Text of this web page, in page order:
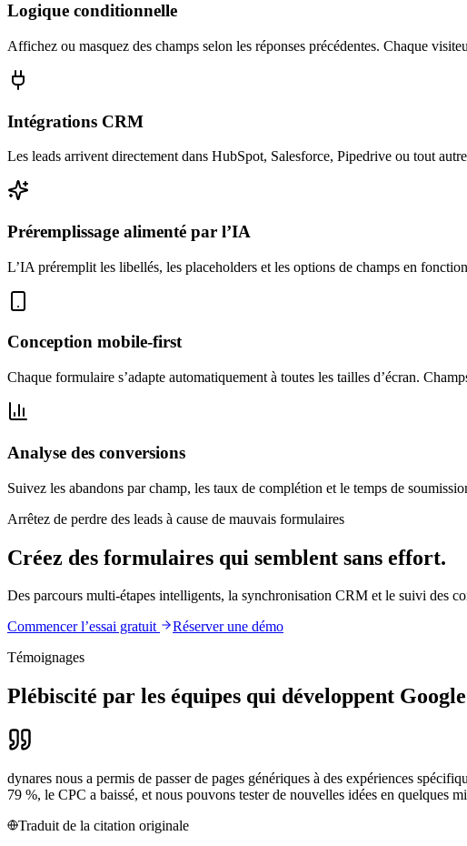
Logique conditionnelle
Affichez ou masquez des champs selon les réponses précédentes. Chaque
Intégrations CRM
Les leads arrivent directement dans HubSpot, Salesforce, Pipedrive ou tout
Préremplissage alimenté par l’IA
L’IA préremplit les libellés, les placeholders et les options de champs en
Conception mobile-first
Chaque formulaire s’adapte automatiquement à toutes les tailles d’écran.
Analyse des conversions
Suivez les abandons par champ, les taux de complétion et le temps de
Arrêtez de perdre des leads à cause de mauvais formulaires
Créez des formulaires qui semblent sans effort.
Des parcours multi-étapes intelligents, la synchronisation CRM et le suivi des
Commencer l’essai gratuit
Réserver une démo
Témoignages
Plébiscité par les équipes qui développent
dynares nous a permis de passer de pages génériques à des expériences
79 %, le CPC a baissé, et nous pouvons tester de nouvelles idées en quelques
Traduit de la citation originale